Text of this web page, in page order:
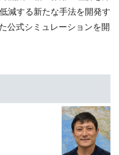
減する新たな手法を開発す
公式シミュレーションを開